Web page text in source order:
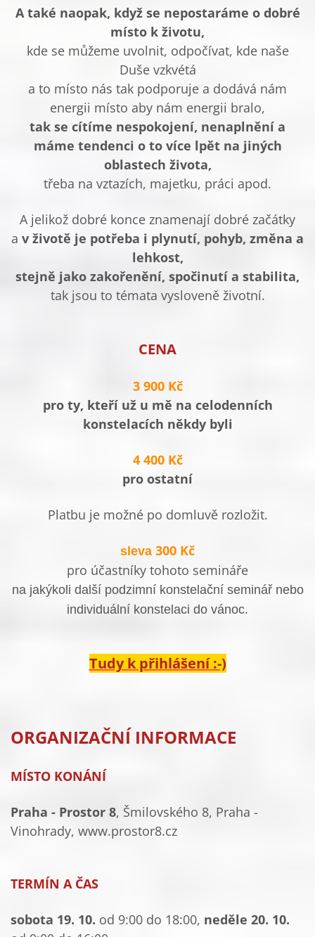
A také naopak, když se nepostaráme o dobré
místo k životu,
kde se můžeme uvolnit, odpočívat, kde naše
Duše vzkvétá
a to místo nás tak podporuje a dodává nám
energii místo aby nám energii bralo,
tak se cítíme nespokojení, nenaplnění a
máme tendenci o to více lpět na jiných
oblastech života,
třeba na vztazích, majetku, práci apod.
A jelikož dobré konce znamenají dobré začátky
a v životě je potřeba i plynutí, pohyb, změna a
lehkost,
stejně jako zakořenění, spočinutí a stabilita,
tak jsou to témata vysloveně životní.
CENA
3 900 Kč
pro ty, kteří už u mě na celodenních
konstelacích někdy byli
4 400 Kč
pro ostatní
Platbu je možné po domluvě rozložit.
sleva 300 Kč
pro účastníky tohoto semináře
na jakýkoli další podzimní konstelační seminář nebo
individuální konstelaci do vánoc.
Tudy k přihlášení :-)
ORGANIZAČNÍ INFORMACE
MÍSTO KONÁNÍ
Praha - Prostor 8, Šmilovského 8, Praha -
Vinohrady, www.prostor8.cz
TERMÍN A ČAS
sobota 19. 10. od 9:00 do 18:00, neděle 20. 10.